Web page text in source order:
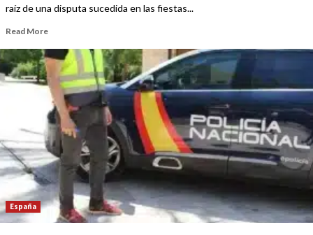
raíz de una disputa sucedida en las fiestas...
Read More
España